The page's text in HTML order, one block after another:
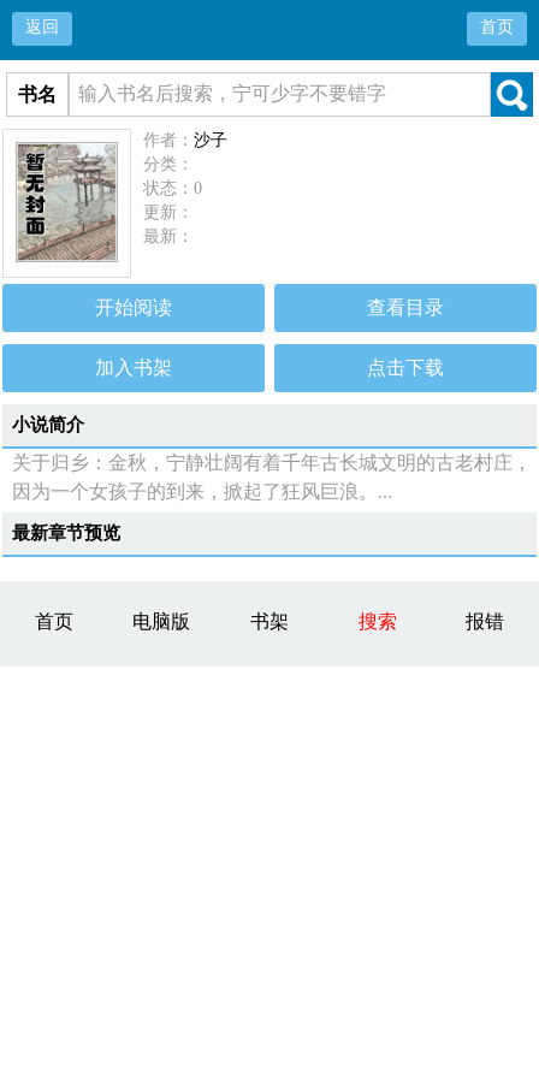
返回 首页
书名
作者：沙子
分类：
状态：0
更新：
最新：
开始阅读 查看目录
加入书架 点击下载
小说简介
关于归乡：金秋，宁静壮阔有着千年古长城文明的古老村庄，
因为一个女孩子的到来，掀起了狂风巨浪。...
最新章节预览
首页 电脑版 书架 搜索 报错